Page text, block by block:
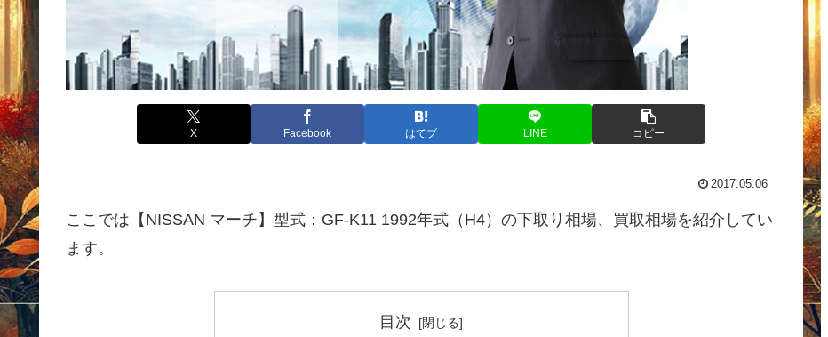
X Facebook はてブ LINE コピー
2017.05.06
ここでは【NISSAN マーチ】型式：GF-K11 1992年式（H4）の下取り相場、買取相場を紹介してい
ます。
目次